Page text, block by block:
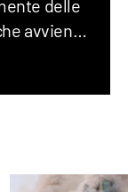
delle
avviene
allo